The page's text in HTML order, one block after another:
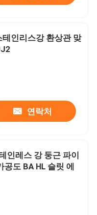
테인리스강 환상관 맞
연락처
인레스 강 둥근 파이
공도 BA HL 슬릿 에